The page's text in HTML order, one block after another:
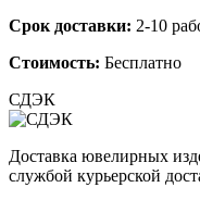
Срок доставки: 2-10
Стоимость: Бесплатно
СДЭК
Доставка ювелирных
службой курьерской